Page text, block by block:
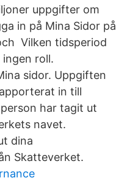
uppgifter om
in på Mina Sidor på
Vilken tidsperiod
roll.
sidor. Uppgiften
in till
har tagit ut
navet.
dina
Skatteverket.